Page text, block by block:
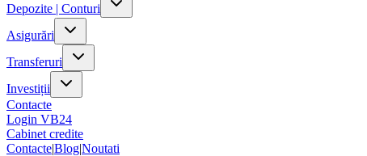
Depozite | Conturi
Asigurări
Transferuri
Investiții
Contacte
Login VB24
Cabinet credite
Contacte|Blog|Noutati